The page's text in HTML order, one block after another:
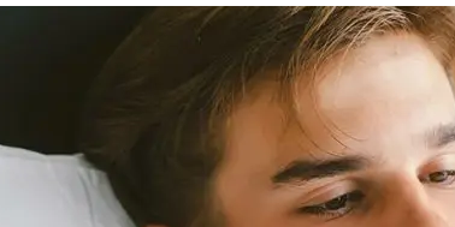
поспілкуємось) – україномовний чат